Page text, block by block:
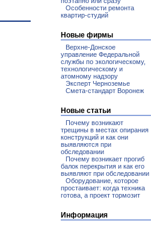
Особенности ремонта
квартир-студий
Новые фирмы
Верхне-Донское
управление Федеральной
службы по экологическому,
технологическому и
атомному надзору
Эксперт Черноземье
Смета-стандарт Воронеж
Новые статьи
Почему возникают
трещины в местах опирания
конструкций и как они
выявляются при
обследовании
Почему возникает прогиб
балок перекрытия и как его
выявляют при обследовании
Оборудование, которое
простаивает: когда техника
готова, а проект тормозит
Информация